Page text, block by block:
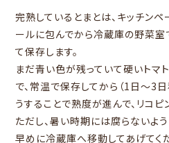
完熟しているとまとは、キッチン
ールに包んでから冷蔵庫の野菜室
て保存します。
まだ青い色が残っていて硬いトマ
で、常温で保存してから（1日～3
うすることで熟度が進んで、リコピ
ただし、暑い時期には腐らないよ
早めに冷蔵庫へ移動してあげてく